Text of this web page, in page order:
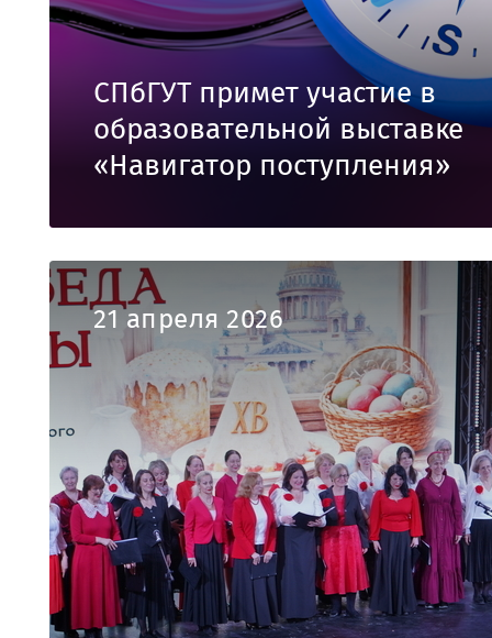
СПбГУТ примет участие в
образовательной выставке
«Навигатор поступления»
21 апреля 2026